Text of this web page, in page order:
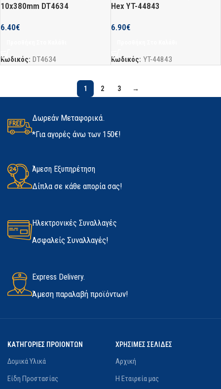
10x380mm DT4634
6.40€
Κωδικός: DT4634
Hex YT-44843
6.90€
Κωδικός: YT-44843
1 2 3 →
Δωρεάν Μεταφορικά.
*Για αγορές άνω των 150€!
Άμεση Εξυπηρέτηση
Δίπλα σε κάθε απορία σας!
Ηλεκτρονικές Συναλλαγές
Ασφαλείς Συναλλαγές!
Express Delivery.
Άμεση παραλαβή προϊόντων!
ΚΑΤΗΓΟΡΙΕΣ ΠΡΟΙΟΝΤΩΝ
Δομικά Υλικά
Είδη Προστασίας
ΧΡΗΣΙΜΕΣ ΣΕΛΙΔΕΣ
Αρχική
Η Εταιρεία μας